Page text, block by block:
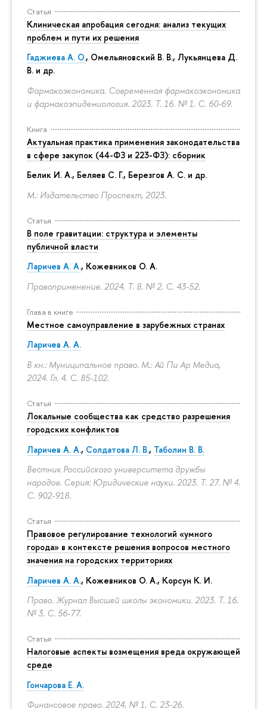
Статья
Клиническая апробация сегодня: анализ текущих
проблем и пути их решения
Гаджиева А. О., Омельяновский В. В., Лукьянцева Д.
В. и др.
Фармакоэкономика. Современная фармакоэкономика
и фармакоэпидемиология. 2023. Т. 16. № 1. С. 60-69.
Книга
Актуальная практика применения законодательства
в сфере закупок (44-ФЗ и 223-ФЗ): сборник
Белик И. А., Беляев С. Г., Березгов А. С. и др.
М.: Издательство Проспект, 2023.
Статья
В поле гравитации: структура и элементы
публичной власти
Ларичев А. А., Кожевников О. А.
Правоприменение. 2024. Т. 8. № 2. С. 43-52.
Глава в книге
Местное самоуправление в зарубежных странах
Ларичев А. А.
В кн.: Муниципальное право. М.: Ай Пи Ар Медиа,
2024. Гл. 4. С. 85-102.
Статья
Локальные сообщества как средство разрешения
городских конфликтов
Ларичев А. А., Солдатова Л. В., Таболин В. В.
Вестник Российского университета дружбы
народов. Серия: Юридические науки. 2023. Т. 27. № 4.
С. 902-918.
Статья
Правовое регулирование технологий «умного
города» в контексте решения вопросов местного
значения на городских территориях
Ларичев А. А., Кожевников О. А., Корсун К. И.
Право. Журнал Высшей школы экономики. 2023. Т. 16.
№ 3. С. 56-77.
Статья
Налоговые аспекты возмещения вреда окружающей
среде
Гончарова Е. А.
Финансовое право. 2024. № 1. С. 23-26.